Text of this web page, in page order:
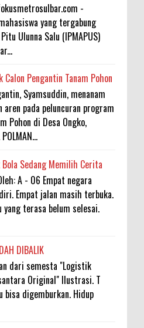
-
yang tergabung
Ulunna Salu (IPMAPUS)
Calon Pengantin Tanam Pohon
Syamsuddin, menanam
aren pada peluncuran program
Pohon di Desa Ongko,
Bola Sedang Memilih Cerita
A - 06 Empat negara
Empat jalan masih terbuka.
yang terasa belum selesai.
DIBALIK
dari semesta "Logistik
Original" Ilustrasi. T
bisa digemburkan. Hidup